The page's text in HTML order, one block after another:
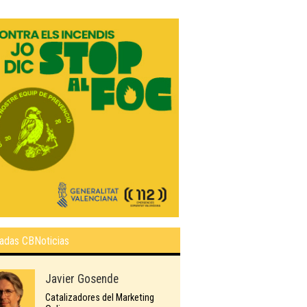
CBNoticias
Javier Gosende
Catalizadores del Marketing